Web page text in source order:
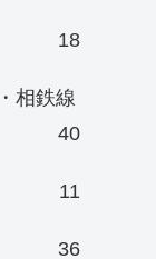
18
相鉄線
40
11
36